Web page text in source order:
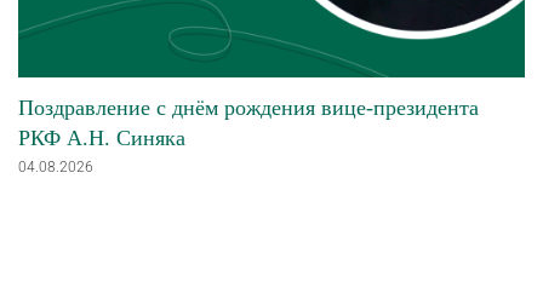
Поздравление с днём рождения вице-президента
РКФ А.Н. Синяка
04.08.2026